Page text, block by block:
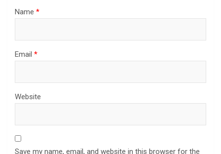
Name *
Email *
Website
Save my name, email, and website in this browser for the